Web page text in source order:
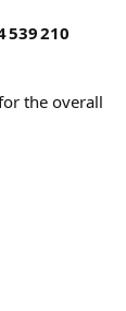
539 210
the overall